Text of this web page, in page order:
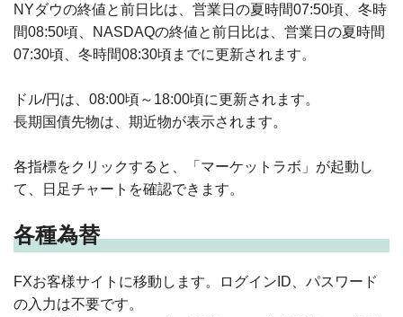
NYダウの終値と前日比は、営業日の夏時間07:50頃、冬時
間08:50頃、NASDAQの終値と前日比は、営業日の夏時間
07:30頃、冬時間08:30頃までに更新されます。
ドル/円は、08:00頃～18:00頃に更新されます。
長期国債先物は、期近物が表示されます。
各指標をクリックすると、「マーケットラボ」が起動し
て、日足チャートを確認できます。
各種為替
FXお客様サイトに移動します。ログインID、パスワード
の入力は不要です。